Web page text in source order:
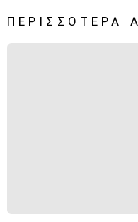
ΠΕΡΙΣΣΌΤΕΡΑ